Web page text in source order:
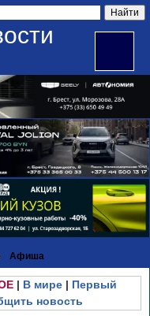
Афиша
| В мире| Первый
новость